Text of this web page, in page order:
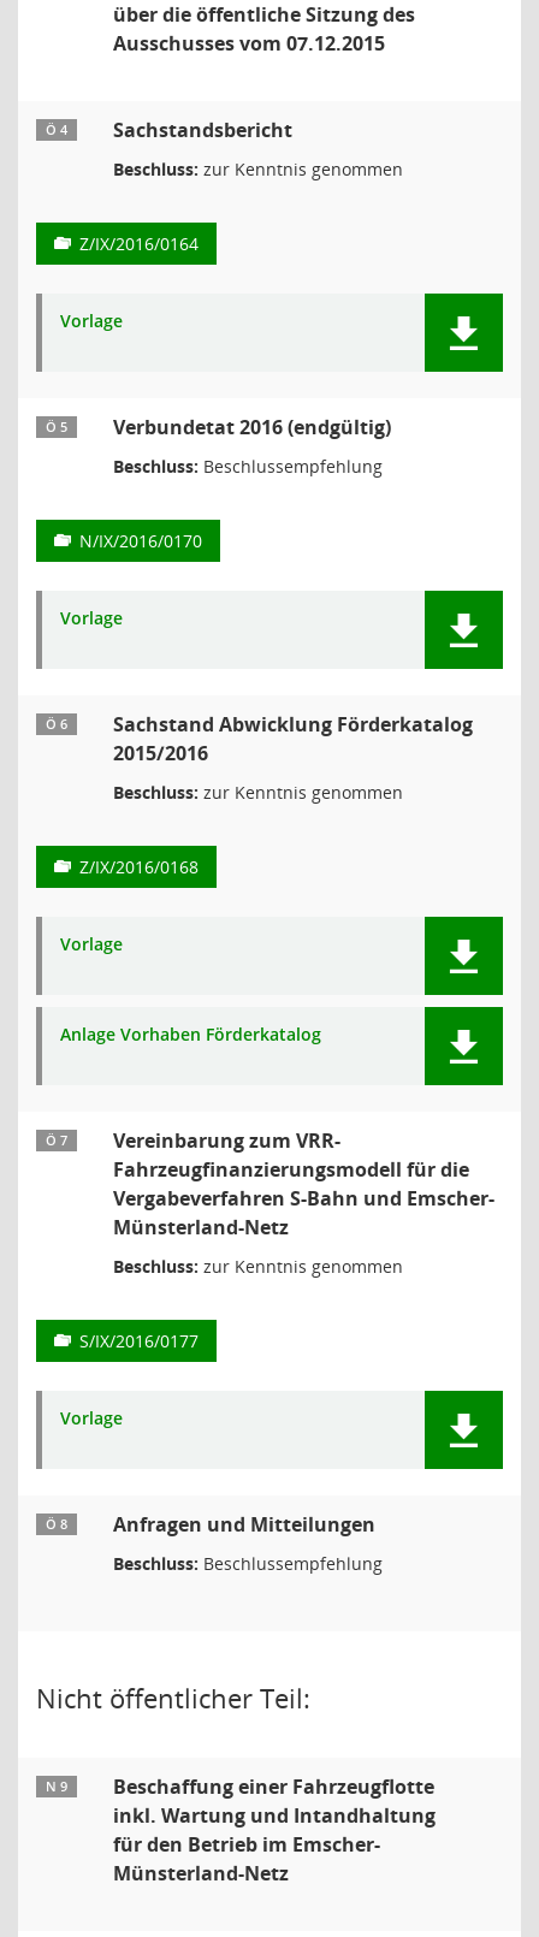
über die öffentliche Sitzung des
Ausschusses vom 07.12.2015
Ö 4 Sachstandsbericht
Beschluss: zur Kenntnis genommen
Z/IX/2016/0164
Vorlage
Ö 5 Verbundetat 2016 (endgültig)
Beschluss: Beschlussempfehlung
N/IX/2016/0170
Vorlage
Ö 6
Sachstand Abwicklung Förderkatalog
2015/2016
Beschluss: zur Kenntnis genommen
Z/IX/2016/0168
Vorlage
Anlage Vorhaben Förderkatalog
Ö 7
Vereinbarung zum VRR-
Fahrzeugfinanzierungsmodell für die
Vergabeverfahren S-Bahn und Emscher-
Münsterland-Netz
Beschluss: zur Kenntnis genommen
S/IX/2016/0177
Vorlage
Ö 8 Anfragen und Mitteilungen
Beschluss: Beschlussempfehlung
Nicht öffentlicher Teil:
N 9
Beschaffung einer Fahrzeugflotte
inkl. Wartung und Intandhaltung
für den Betrieb im Emscher-
Münsterland-Netz